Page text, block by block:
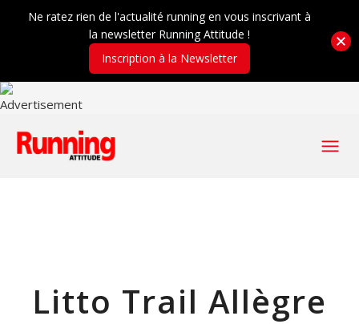
Litto Trail Allègre
Ne ratez rien de l'actualité running en vous inscrivant à
la newsletter Running Attitude !
Inscription à la Newsletter